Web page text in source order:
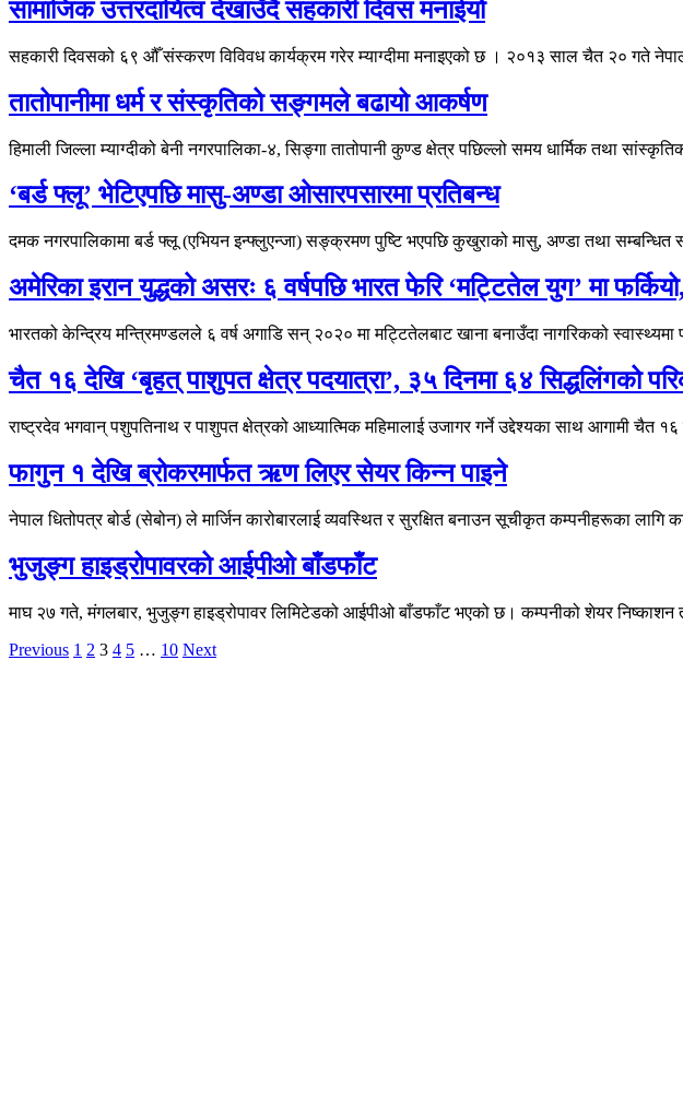
सामाजिक उत्तरदायित्व देखाउँदै सहकारी दिवस मनाईयो
सहकारी दिवसको ६९ औँ संस्करण विविवध कार्यक्रम गरेर म्याग्दीमा मनाइएको छ । २०१३ साल चैत २० गते
तातोपानीमा धर्म र संस्कृतिको सङ्गमले बढायो आकर्षण
हिमाली जिल्ला म्याग्दीको बेनी नगरपालिका-४, सिङ्गा तातोपानी कुण्ड क्षेत्र पछिल्लो समय धार्मिक तथा
‘बर्ड फ्लू’ भेटिएपछि मासु-अण्डा ओसारपसारमा प्रतिबन्ध
दमक नगरपालिकामा बर्ड फ्लू (एभियन इन्फ्लुएन्जा) सङ्क्रमण पुष्टि भएपछि कुखुराको मासु, अण्डा तथा
अमेरिका इरान युद्धको असरः ६ वर्षपछि भारत फेरि ‘मट्टितेल युग’ मा
भारतको केन्द्रिय मन्त्रिमण्डलले ६ वर्ष अगाडि सन् २०२० मा मट्टितेलबाट खाना बनाउँदा नागरिकको
चैत १६ देखि ‘बृहत् पाशुपत क्षेत्र पदयात्रा’, ३५ दिनमा ६४ सिद्धलिंगको
राष्ट्रदेव भगवान् पशुपतिनाथ र पाशुपत क्षेत्रको आध्यात्मिक महिमालाई उजागर गर्ने उद्देश्यका साथ आगामी चैत
फागुन १ देखि ब्रोकरमार्फत ऋण लिएर सेयर किन्न पाइने
नेपाल धितोपत्र बोर्ड (सेबोन) ले मार्जिन कारोबारलाई व्यवस्थित र सुरक्षित बनाउन सूचीकृत कम्पनीहरूका
भुजुङ्ग हाइड्रोपावरको आईपीओ बाँडफाँट
माघ २७ गते, मंगलबार, भुजुङ्ग हाइड्रोपावर लिमिटेडको आईपीओ बाँडफाँट भएको छ। कम्पनीको शेयर निष्काशन
Previous 1 2 3 4 5 … 10 Next